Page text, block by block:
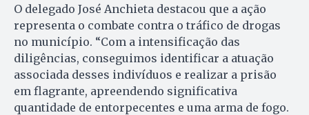
O delegado José Anchieta destacou que a ação
representa o combate contra o tráfico de drogas
no município. “Com a intensificação das
diligências, conseguimos identificar a atuação
associada desses indivíduos e realizar a prisão
em flagrante, apreendendo significativa
quantidade de entorpecentes e uma arma de fogo.